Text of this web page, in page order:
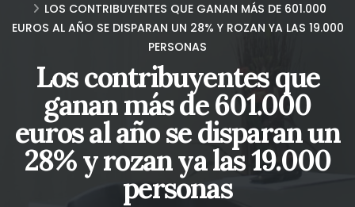
LOS CONTRIBUYENTES QUE GANAN MÁS DE 601.000
EUROS AL AÑO SE DISPARAN UN 28% Y ROZAN YA LAS 19.000
PERSONAS
Los contribuyentes que
ganan más de 601.000
euros al año se disparan un
28% y rozan ya las 19.000
personas